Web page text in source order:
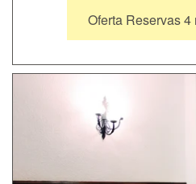
Oferta Reservas